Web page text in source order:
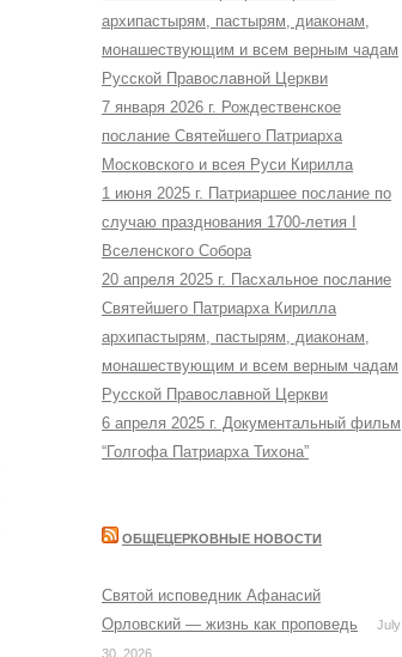
архипастырям, пастырям, диаконам,
монашествующим и всем верным чадам
Русской Православной Церкви
7 января 2026 г. Рождественское
послание Святейшего Патриарха
Московского и всея Руси Кирилла
1 июня 2025 г. Патриаршее послание по
случаю празднования 1700-летия I
Вселенского Собора
20 апреля 2025 г. Пасхальное послание
Святейшего Патриарха Кирилла
архипастырям, пастырям, диаконам,
монашествующим и всем верным чадам
Русской Православной Церкви
6 апреля 2025 г. Документальный фильм
“Голгофа Патриарха Тихона”
ОБЩЕЦЕРКОВНЫЕ НОВОСТИ
Святой исповедник Афанасий
Орловский — жизнь как проповедь
July
30, 2026